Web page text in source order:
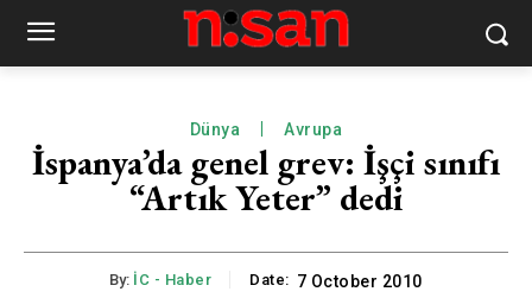
Dünya Avrupa
İspanya’da genel grev: İşçi sınıfı
“Artık Yeter” dedi
By: İC - Haber Date: 7 October 2010